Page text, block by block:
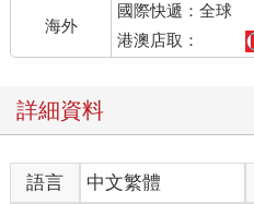
海外
國際快遞：全球
港澳店取：
詳細資料
語言 中文繁體